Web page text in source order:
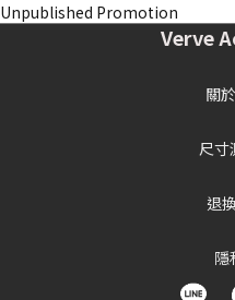
Unpublished Promotion
Verve
關
尺寸
退
隱